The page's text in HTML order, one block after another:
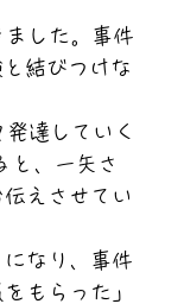
した。事件
結びつけな
達していく
と、一矢さ
えさせてい
なり、事件
もらった」